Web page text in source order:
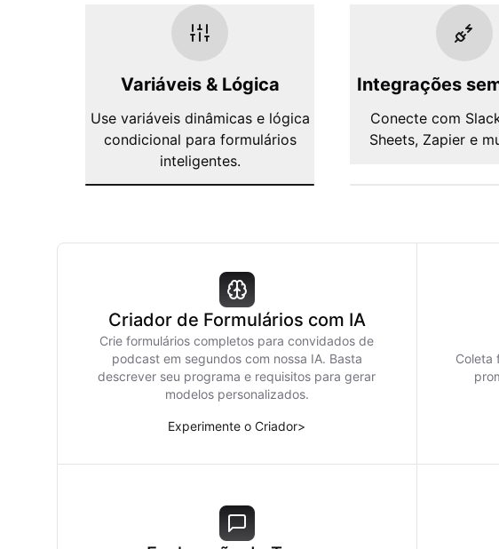
Variáveis & Lógica
Use variáveis dinâmicas e lógica
condicional para formulários
inteligentes.
Integrações
Conecte com
Sheets, Zapier e
Criador de Formulários com IA
Crie formulários completos para convidados de
podcast em segundos com nossa IA. Basta
descrever seu programa e requisitos para gerar
modelos personalizados.
Experimente o Criador>
Coleta